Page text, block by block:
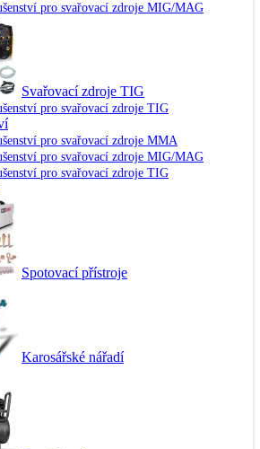
pro svařovací zdroje MIG/MAG
Svařovací zdroje TIG
pro svařovací zdroje TIG
pro svařovací zdroje MMA
pro svařovací zdroje MIG/MAG
pro svařovací zdroje TIG
Spotovací přístroje
Karosářské nářadí